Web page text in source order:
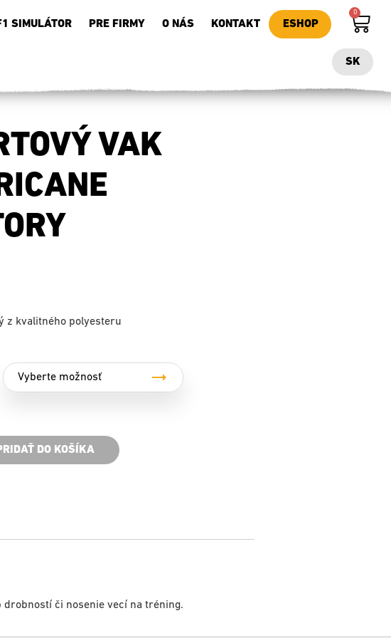
SIMULÁTOR PRE FIRMY O NÁS KONTAKT ESHOP
0
SK
VAK
z kvalitného polyesteru
DO KOŠÍKA
či nosenie vecí na tréning.